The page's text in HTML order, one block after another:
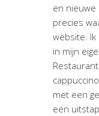
en nieuwe
precies
website.
in mijn
met een
een